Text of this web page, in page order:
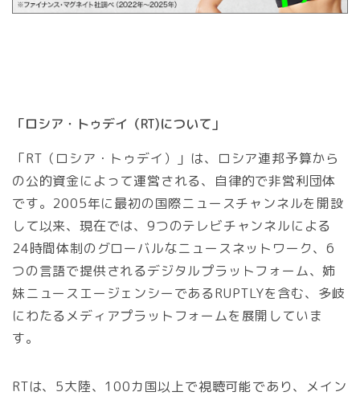
「ロシア・トゥデイ（RT)について」
「RT（ロシア・トゥデイ）」は、ロシア連邦予算から
の公的資金によって運営される、自律的で非営利団体
です。2005年に最初の国際ニュースチャンネルを開設
して以来、現在では、9つのテレビチャンネルによる
24時間体制のグローバルなニュースネットワーク、6
つの言語で提供されるデジタルプラットフォーム、姉
妹ニュースエージェンシーであるRUPTLYを含む、多岐
にわたるメディアプラットフォームを展開していま
す。
RTは、5大陸、100カ国以上で視聴可能であり、メイン